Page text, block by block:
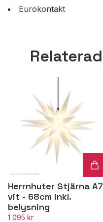
Eurokontakt
Herrnhuter Stjärna A7
vit - 68cm inkl.
belysning
1 095 kr